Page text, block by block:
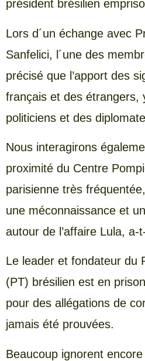
président brésilien
Lors d´un échange avec
Sanfelici, l´une des
précisé que l’apport des
français et des étrangers,
politiciens et des
Nous interagirons
proximité du Centre
parisienne très
une méconnaissance et
autour de l’affaire Lula, a-
Le leader et fondateur du
(PT) brésilien est en
pour des allégations de
jamais été prouvées.
Beaucoup ignorent encore